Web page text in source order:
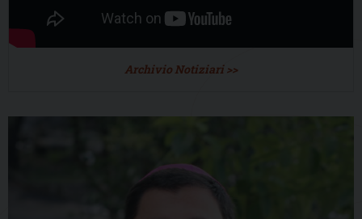
Archivio Notiziari >>